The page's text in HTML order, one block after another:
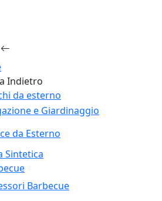
Indietro
da esterno
e Giardinaggio
da Esterno
Sintetica
Barbecue